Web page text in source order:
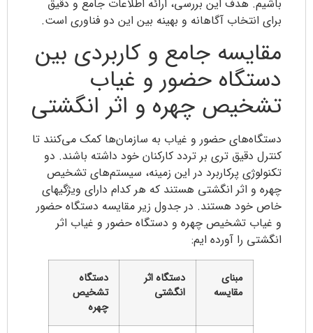
باشیم. هدف این بررسی، ارائه اطلاعات جامع و دقیق
برای انتخاب آگاهانه و بهینه بین این دو فناوری است.
مقایسه جامع و کاربردی بین
دستگاه حضور و غیاب
تشخیص چهره و اثر انگشتی
دستگاه‌های حضور و غیاب به سازمان‌ها کمک می‌کنند تا
کنترل دقیق تری بر تردد کارکنان خود داشته باشند. دو
تکنولوژی پرکاربرد در این زمینه، سیستم‌های تشخیص
چهره و اثر انگشتی هستند که هر کدام دارای ویژگیهای
خاص خود هستند. در جدول زیر مقایسه دستگاه حضور
و غیاب تشخیص چهره و دستگاه حضور و غیاب اثر
انگشتی را آورده ایم:
مبنای
مقایسه
دستگاه اثر
انگشتی
دستگاه
تشخیص
چهره